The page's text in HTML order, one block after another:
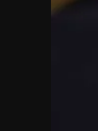
Educação